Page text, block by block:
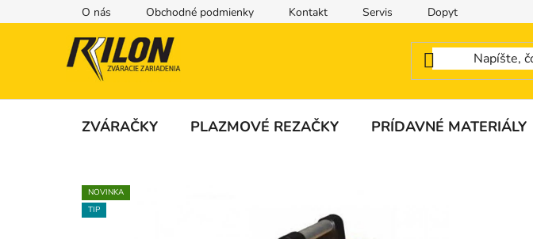
na
O nás Obchodné podmienky Kontakt Servis Dopyt
ZVÁRAČKY PLAZMOVÉ REZAČKY PRÍDAVNÉ MATERIÁLY
NOVINKA
TIP